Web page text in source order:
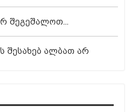
შეგეშალოთ...
შესახებ ალბათ არ